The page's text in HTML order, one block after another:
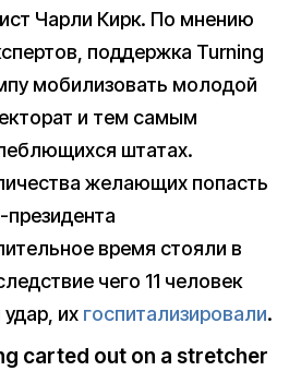
Чарли Кирк. По мнению
поддержка Turning
мобилизовать молодой
и тем самым
штатах.
желающих попасть
президента
время стояли в
чего 11 человек
их госпитализировали.
carted out on a stretcher